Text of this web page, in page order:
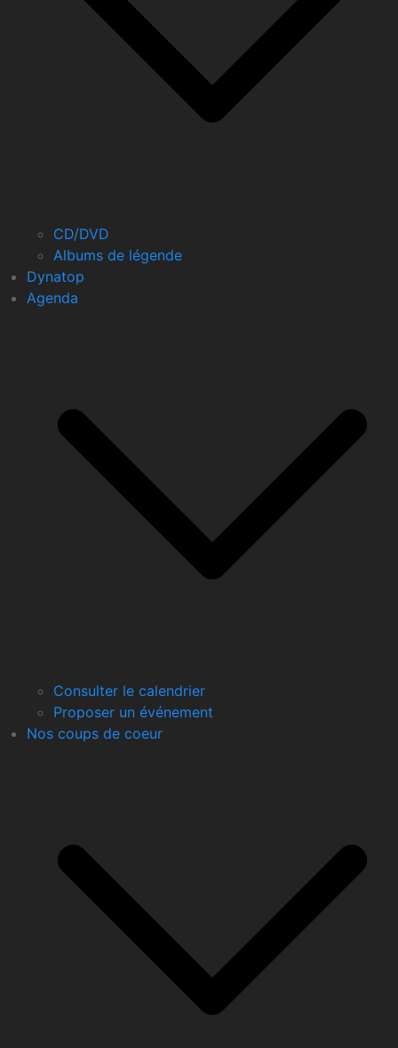
CD/DVD
Albums de légende
Dynatop
Agenda
Consulter le calendrier
Proposer un événement
Nos coups de coeur